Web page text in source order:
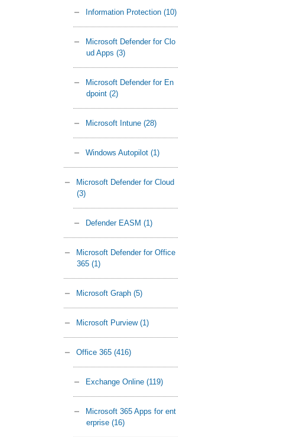
Information Protection (10)
Microsoft Defender for Clo
ud Apps (3)
Microsoft Defender for En
dpoint (2)
Microsoft Intune (28)
Windows Autopilot (1)
Microsoft Defender for Cloud
(3)
Defender EASM (1)
Microsoft Defender for Office
365 (1)
Microsoft Graph (5)
Microsoft Purview (1)
Office 365 (416)
Exchange Online (119)
Microsoft 365 Apps for ent
erprise (16)